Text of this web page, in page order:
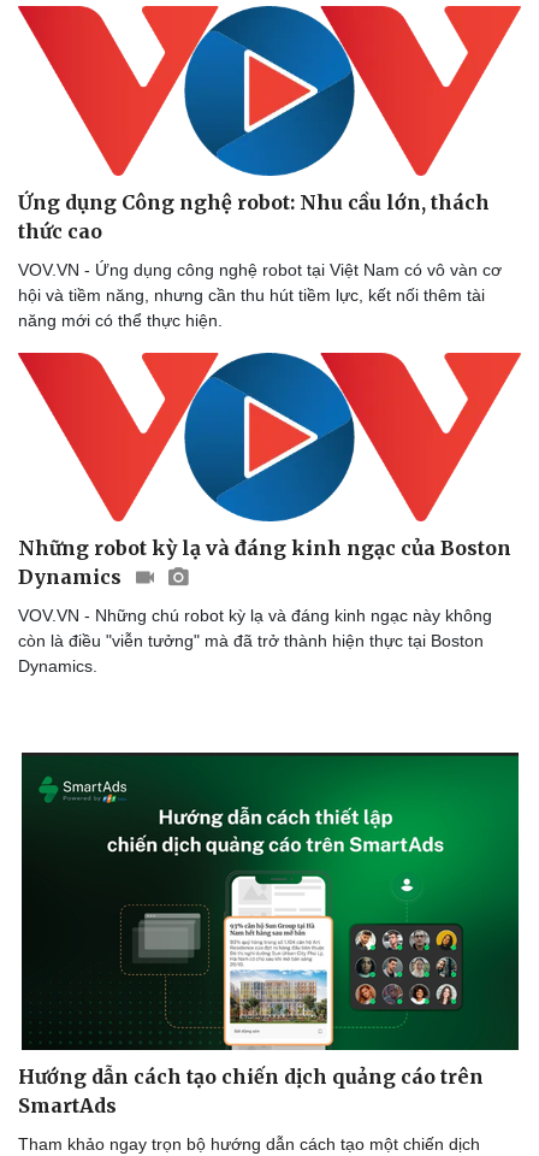
Văn hóa
Sân khấu - Điện ảnh
Văn học
Âm nhạc
Giải trí
Nghệ sĩ
Thời trang
Ứng dụng Công nghệ robot: Nhu cầu lớn, thách
thức cao
VOV.VN - Ứng dụng công nghệ robot tại Việt Nam có vô vàn cơ
hội và tiềm năng, nhưng cần thu hút tiềm lực, kết nối thêm tài
năng mới có thể thực hiện.
Những robot kỳ lạ và đáng kinh ngạc của Boston
Dynamics
VOV.VN - Những chú robot kỳ lạ và đáng kinh ngạc này không
còn là điều "viễn tưởng" mà đã trở thành hiện thực tại Boston
Dynamics.
Hướng dẫn cách tạo chiến dịch quảng cáo trên
SmartAds
Tham khảo ngay trọn bộ hướng dẫn cách tạo một chiến dịch